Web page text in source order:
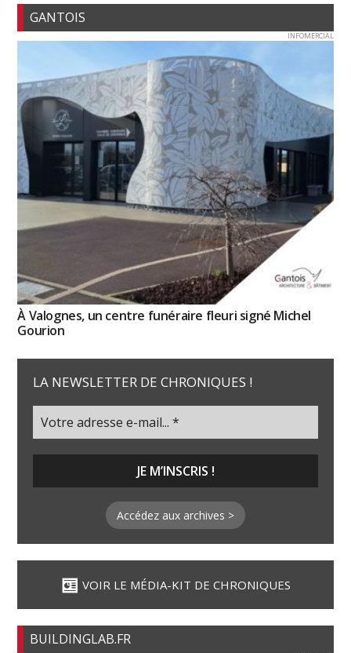
GANTOIS
INFOMERCIAL
À Valognes, un centre funéraire fleuri signé Michel
Gourion
LA NEWSLETTER DE CHRONIQUES !
Accédez aux archives >
VOIR LE MÉDIA-KIT DE CHRONIQUES
BUILDINGLAB.FR